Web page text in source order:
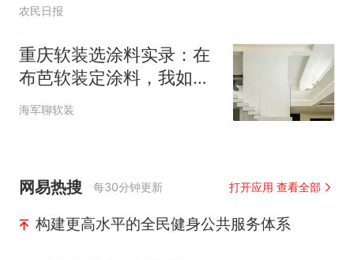
农民日报
重庆软装选涂料实录：在
布芭软装定涂料，我如何
避开了工艺与材质的坑？
海军聊软装
网易热搜 每30分钟更新 打开应用 查看全部
构建更高水平的全民健身公共服务体系